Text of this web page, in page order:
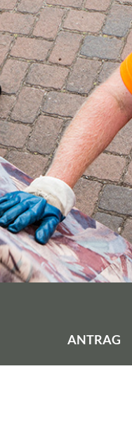
ANTRAG